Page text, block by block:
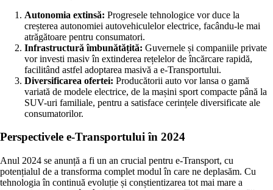
Autonomia extinsă: Progresele tehnologice vor duce la
creșterea autonomiei autovehiculelor electrice, facându-le mai
atrăgătoare pentru consumatori.
Infrastructură îmbunătățită: Guvernele și companiile private
vor investi masiv în extinderea rețelelor de încărcare rapidă,
facilitând astfel adoptarea masivă a e-Transportului.
Diversificarea ofertei: Producătorii auto vor lansa o gamă
variată de modele electrice, de la mașini sport compacte până la
SUV-uri familiale, pentru a satisface cerințele diversificate ale
consumatorilor.
Perspectivele e-Transportului în 2024
Anul 2024 se anunță a fi un an crucial pentru e-Transport, cu
potențialul de a transforma complet modul în care ne deplasăm. Cu
tehnologia în continuă evoluție și conștientizarea tot mai mare a